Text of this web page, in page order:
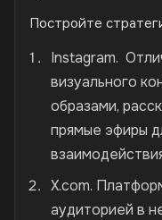
Постройте
Instagram.
визуального
образами,
прямые эфиры
X.com.
аудиторией в